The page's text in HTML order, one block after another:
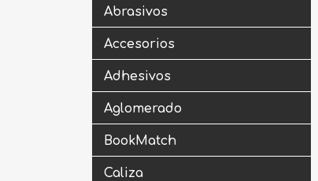
Abrasivos
Accesorios
Adhesivos
Aglomerado
BookMatch
Caliza